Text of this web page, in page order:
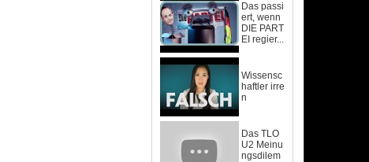
Das passi
ert, wenn
DIE PART
EI regier...
Wissensc
haftler irre
n
Das TLO
U2 Meinu
ngsdilem